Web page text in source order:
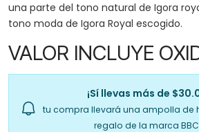
una parte del tono natural de Igora
tono moda de Igora Royal escogido.
VALOR INCLUYE
¡Sí llevas más de
tu compra llevará una ampolla de
regalo de la marca